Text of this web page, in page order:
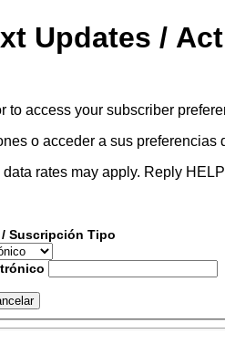
Updates /
to access your subscriber
o acceder a sus
rates may apply. Reply
Suscripción Tipo